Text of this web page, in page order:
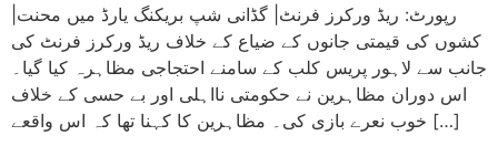
کشوں کی قیمتی جانوں کے ضیاع کے خلاف ریڈ ورکرز فرنٹ کی
جانب سے لاہور پریس کلب کے سامنے احتجاجی مظاہرہ کیا گیا۔
اس دوران مظاہرین نے حکومتی نااہلی اور بے حسی کے خلاف
خوب نعرے بازی کی۔ مظاہرین کا کہنا تھا کہ اس واقعے […]